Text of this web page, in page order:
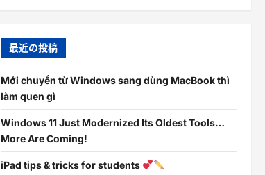
最近の投稿
Mới chuyển từ Windows sang dùng MacBook thì
làm quen gì
Windows 11 Just Modernized Its Oldest Tools…
More Are Coming!
iPad tips & tricks for students